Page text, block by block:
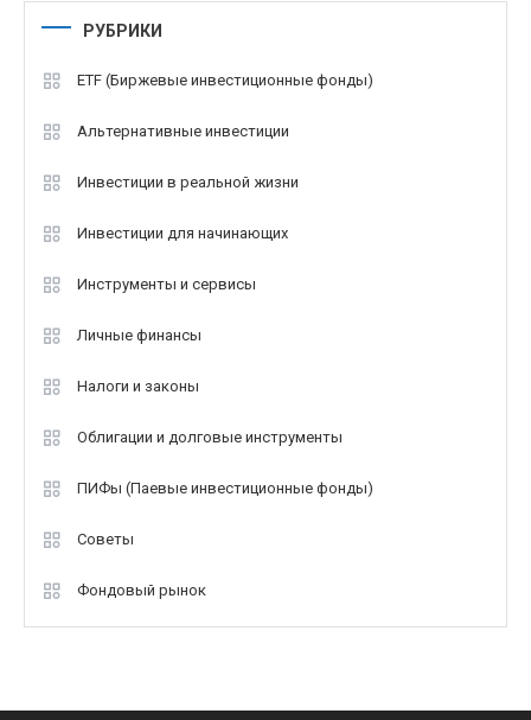
РУБРИКИ
ETF (Биржевые инвестиционные фонды)
Альтернативные инвестиции
Инвестиции в реальной жизни
Инвестиции для начинающих
Инструменты и сервисы
Личные финансы
Налоги и законы
Облигации и долговые инструменты
ПИФы (Паевые инвестиционные фонды)
Советы
Фондовый рынок